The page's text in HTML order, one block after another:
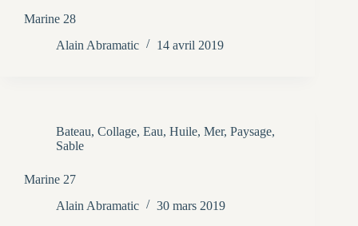
Marine 28
Alain Abramatic
14 avril 2019
Bateau, Collage, Eau, Huile, Mer, Paysage,
Sable
Marine 27
Alain Abramatic
30 mars 2019